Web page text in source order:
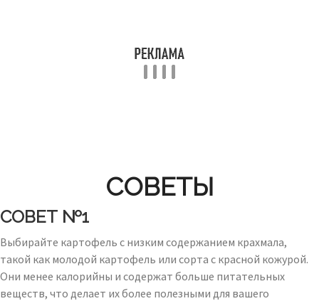
СОВЕТЫ
СОВЕТ №1
Выбирайте картофель с низким содержанием крахмала,
такой как молодой картофель или сорта с красной кожурой.
Они менее калорийны и содержат больше питательных
веществ, что делает их более полезными для вашего